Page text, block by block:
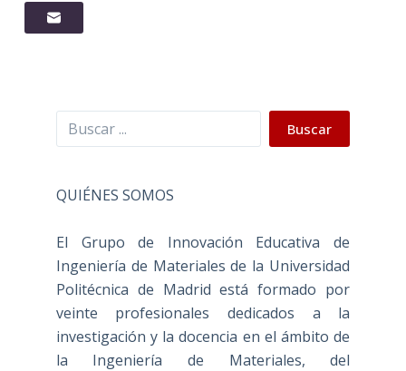
Buscar Buscar
QUIÉNES SOMOS
El Grupo de Innovación Educativa de
Ingeniería de Materiales de la Universidad
Politécnica de Madrid está formado por
veinte profesionales dedicados a la
investigación y la docencia en el ámbito de
la Ingeniería de Materiales, del